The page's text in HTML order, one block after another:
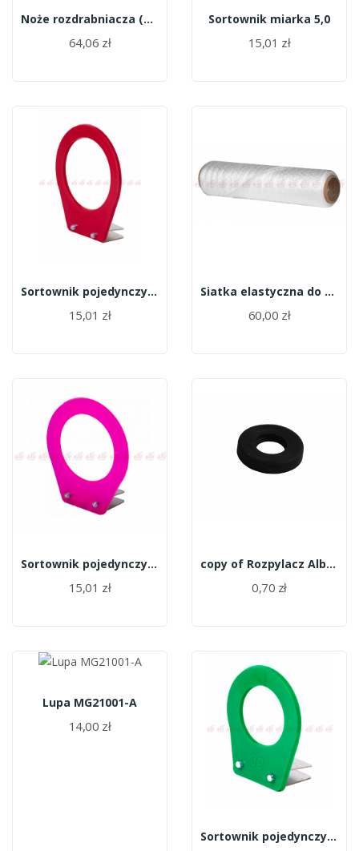
Noże rozdrabniacza (noże do kosiarki duże)
64,06 zł
Sortownik miarka 5,0
15,01 zł
Sortownik pojedynczy (miarka) 10,0 cm
15,01 zł
Siatka elastyczna do palet 50cm x 500m
60,00 zł
Sortownik pojedynczy (miarka) 8,0 cm
15,01 zł
copy of Rozpylacz Albuz ATR
0,70 zł
Lupa MG21001-A
14,00 zł
Sortownik pojedynczy (miarka) 6,0 cm